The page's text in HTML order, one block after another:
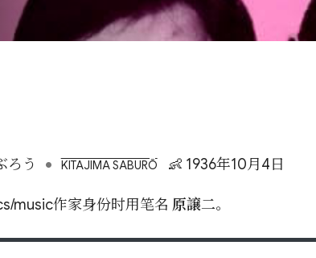
ろう • KITAJIMA SABURŌ 👶 1936年10月4日
music作家身份时用笔名 原譲二。